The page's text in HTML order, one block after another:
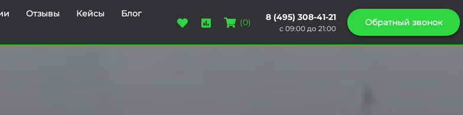
Отзывы Кейсы
Блог
(0)
8 (495) 308-41-21
с 09:00 до 21:00
Обратный звонок